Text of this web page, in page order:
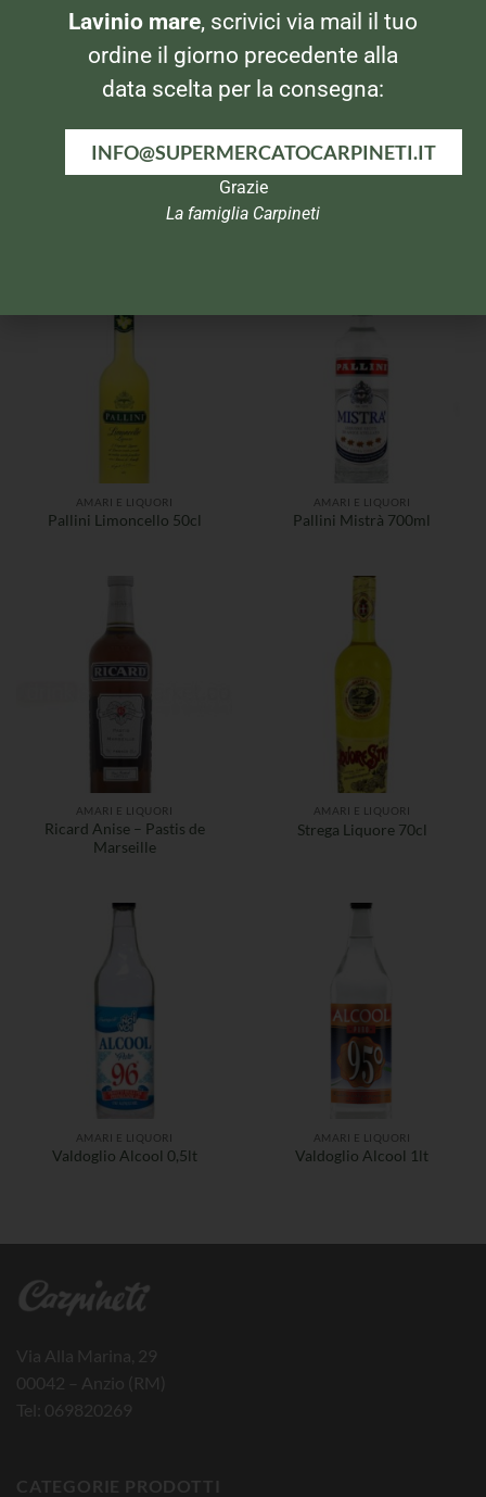
Maraschino Luxardo Molinari Sambuca
AMARI E LIQUORI
Pallini Limoncello 50cl
AMARI E LIQUORI
Pallini Mistrà 700ml
AMARI E LIQUORI
Ricard Anise – Pastis de
Marseille
AMARI E LIQUORI
Strega Liquore 70cl
AMARI E LIQUORI
Valdoglio Alcool 0,5lt
AMARI E LIQUORI
Valdoglio Alcool 1lt
Via Alla Marina, 29
00042 – Anzio (RM)
Tel: 069820269
CATEGORIE PRODOTTI
Lavinio mare, scrivici via mail il tuo
ordine il giorno precedente alla
data scelta per la consegna:
INFO@SUPERMERCATOCARPINETI.IT
Grazie
La famiglia Carpineti